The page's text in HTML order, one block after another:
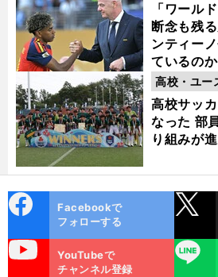
「ワール
断念も残
ンティー
ているのか
高校サッ
なった 部
り組みが
高校・ユー
ok
Facebookで
フォローする
YouTubeで
チャンネル登録
LINE